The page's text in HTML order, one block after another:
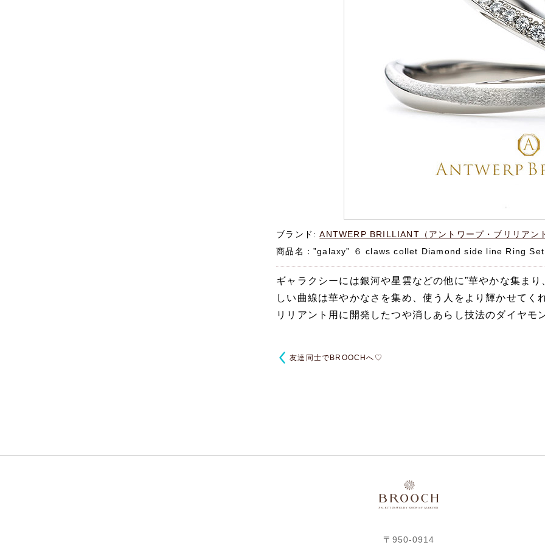
ブランド: ANTWERP BRILLIANT（アントワープ・ブリリアン
商品名：”galaxy” ６ claws collet Diamond side line Ring Set
ギャラクシーには銀河や星雲などの他に”華やかな集ま
しい曲線は華やかなさを集め、使う人をより輝かせて
リリアント用に開発したつや消しあらし技法のダイヤモ
友達同士でBROOCHへ♡
〒950-0914